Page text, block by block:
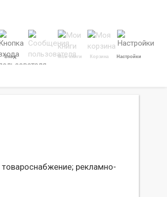
Вход Мои книги Корзина Настройки
товароснабжение; рекламно-